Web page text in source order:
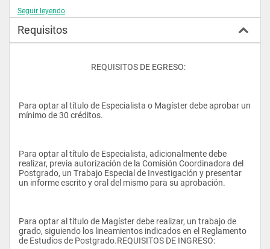
• ingeniería de alimentos ii
• diseños de plantas alimenticias
• gerencia de plantas alimenticias
• tecnología de productos cárnicos
• fermentación industrial
• tecnología de alimentos marinos
• tópicos especiales
• modelos matemáticos en la ingeniería de alimentos
Seguir leyendo
Requisitos
					REQUISITOS DE EGRESO:
Para optar al título de Especialista o Magíster debe aprobar un
mínimo de 30 créditos.
Para optar al título de Especialista, adicionalmente debe
realizar, previa autorización de la Comisión Coordinadora del
Postgrado, un Trabajo Especial de Investigación y presentar
un informe escrito y oral del mismo para su aprobación.
Para optar al título de Magíster debe realizar, un trabajo de
grado, siguiendo los lineamientos indicados en el Reglamento
de Estudios de Postgrado.REQUISITOS DE INGRESO: